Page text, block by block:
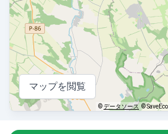
マップを閲覧
©データソース ©